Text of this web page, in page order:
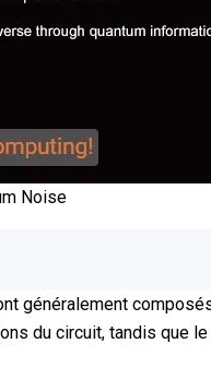
Noise
généralement
du circuit, tandis que